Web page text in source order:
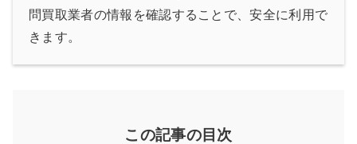
問買取業者の情報を確認することで、安全に利用で
きます。
この記事の目次